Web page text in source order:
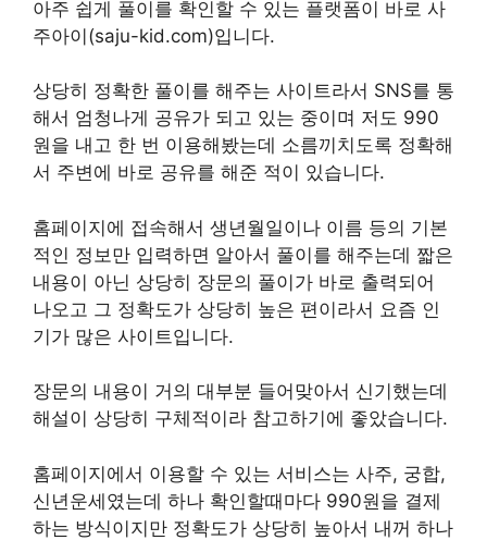
아주 쉽게 풀이를 확인할 수 있는 플랫폼이 바로 사
주아이(saju-kid.com)입니다.
상당히 정확한 풀이를 해주는 사이트라서 SNS를 통
해서 엄청나게 공유가 되고 있는 중이며 저도 990
원을 내고 한 번 이용해봤는데 소름끼치도록 정확해
서 주변에 바로 공유를 해준 적이 있습니다.
홈페이지에 접속해서 생년월일이나 이름 등의 기본
적인 정보만 입력하면 알아서 풀이를 해주는데 짧은
내용이 아닌 상당히 장문의 풀이가 바로 출력되어
나오고 그 정확도가 상당히 높은 편이라서 요즘 인
기가 많은 사이트입니다.
장문의 내용이 거의 대부분 들어맞아서 신기했는데
해설이 상당히 구체적이라 참고하기에 좋았습니다.
홈페이지에서 이용할 수 있는 서비스는 사주, 궁합,
신년운세였는데 하나 확인할때마다 990원을 결제
하는 방식이지만 정확도가 상당히 높아서 내꺼 하나